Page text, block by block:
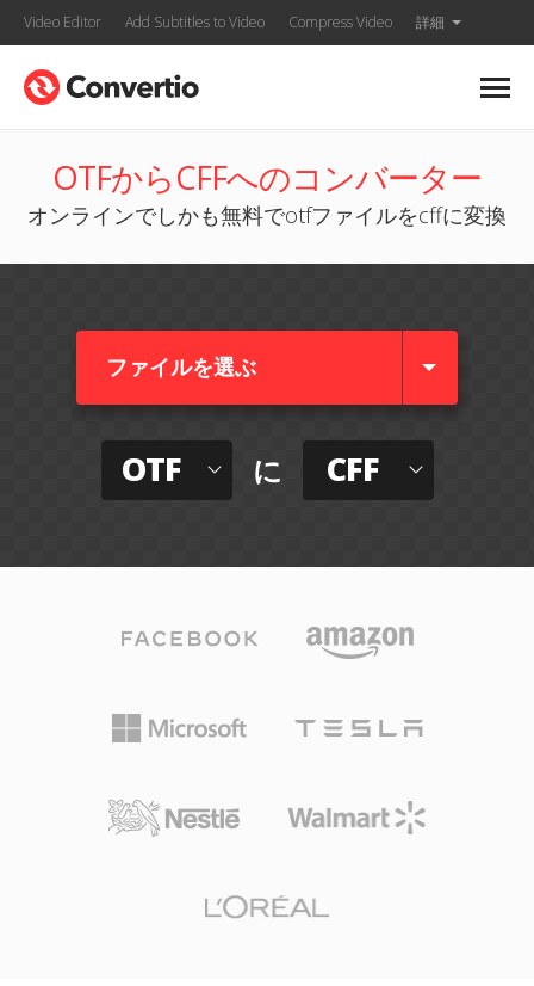
Video Editor Add Subtitles to Video Compress Video 詳細
OTFからCFFへのコンバーター
オンラインでしかも無料でotfファイルをcffに変換
ファイルを選ぶ
OTF に CFF